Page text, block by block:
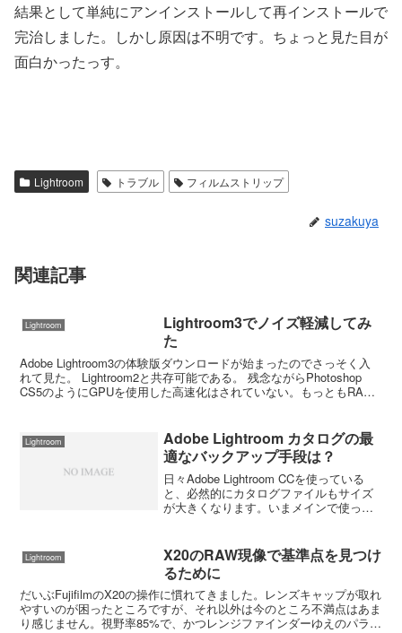
結果として単純にアンインストールして再インストールで
完治しました。しかし原因は不明です。ちょっと見た目が
面白かったっす。
Lightroom トラブル フィルムストリップ
suzakuya
関連記事
Lightroom
Lightroom3でノイズ軽減してみ
た
Adobe Lightroom3の体験版ダウンロードが始まったのでさっそく入
れて見た。 Lightroom2と共存可能である。 残念ながらPhotoshop
CS5のようにGPUを使用した高速化はされていない。もっともRAW
Lightroom
Adobe Lightroom カタログの最
適なバックアップ手段は？
日々Adobe Lightroom CCを使っている
と、必然的にカタログファイルもサイズ
が大きくなります。いまメインで使って
はカタログフォルダー...
Lightroom
X20のRAW現像で基準点を見つけ
るために
だいぶFujifilmのX20の操作に慣れてきました。レンズキャップが取れ
やすいのが困ったところですが、それ以外は今のところ不満点はあま
り感じません。視野率85%で、かつレンジファインダーゆえのパララ